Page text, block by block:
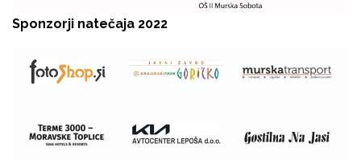
Sponzorji natečaja 2022